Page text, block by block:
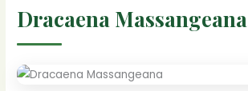
Dracaena Massangeana